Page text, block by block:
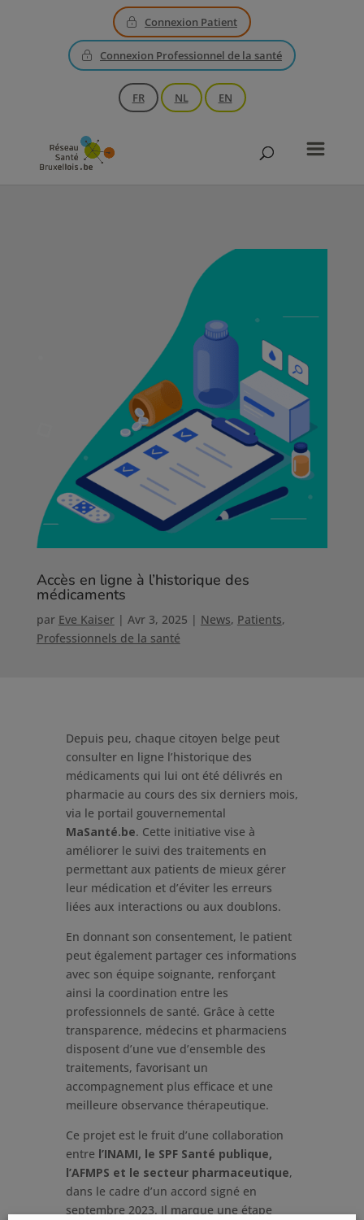
Connexion Patient
Connexion Professionnel de la santé
FR NL EN
Accès en ligne à l’historique des
médicaments
par Eve Kaiser| Avr 3, 2025 | News, Patients,
Professionnels de la santé
Depuis peu, chaque citoyen belge peut
consulter en ligne l’historique des
médicaments qui lui ont été délivrés en
pharmacie au cours des six derniers mois,
via le portail gouvernemental
MaSanté.be. Cette initiative vise à
améliorer le suivi des traitements en
permettant aux patients de mieux gérer
leur médication et d’éviter les erreurs
liées aux interactions ou aux doublons.
En donnant son consentement, le patient
peut également partager ces informations
avec son équipe soignante, renforçant
ainsi la coordination entre les
professionnels de santé. Grâce à cette
transparence, médecins et pharmaciens
disposent d’une vue d’ensemble des
traitements, favorisant un
accompagnement plus efficace et une
meilleure observance thérapeutique.
Ce projet est le fruit d’une collaboration
entre l’INAMI, le SPF Santé publique,
l’AFMPS et le secteur pharmaceutique,
dans le cadre d’un accord signé en
septembre 2023. Il marque une étape